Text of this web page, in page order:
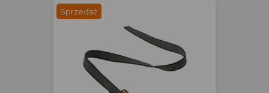
Sprzedaż